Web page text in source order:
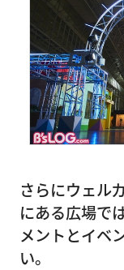
さらにウェル
にある広場で
メントとイベ
い。